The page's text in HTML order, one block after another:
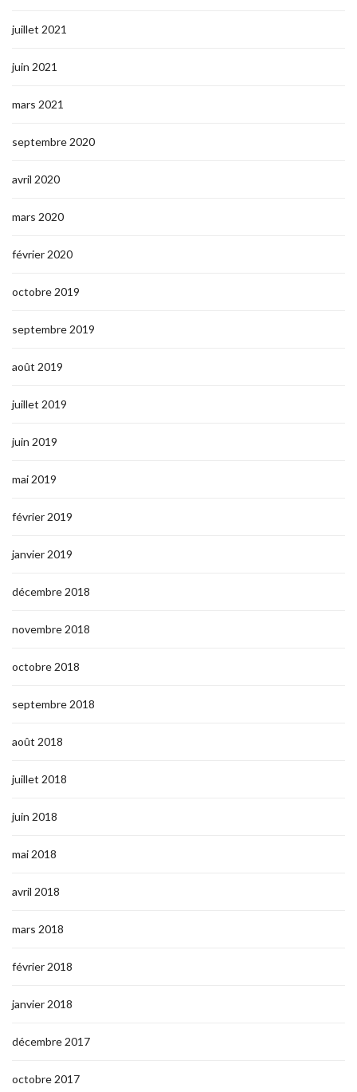
juillet 2021
juin 2021
mars 2021
septembre 2020
avril 2020
mars 2020
février 2020
octobre 2019
septembre 2019
août 2019
juillet 2019
juin 2019
mai 2019
février 2019
janvier 2019
décembre 2018
novembre 2018
octobre 2018
septembre 2018
août 2018
juillet 2018
juin 2018
mai 2018
avril 2018
mars 2018
février 2018
janvier 2018
décembre 2017
octobre 2017